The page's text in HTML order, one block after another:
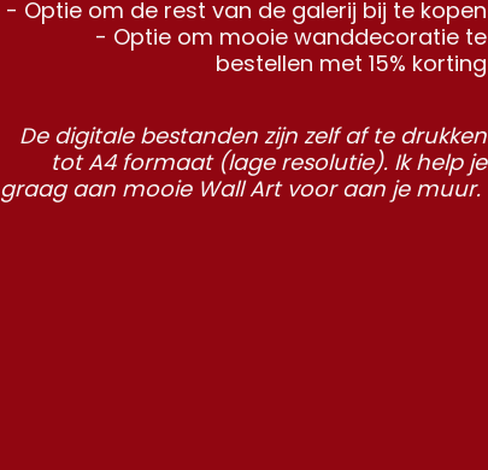
- Optie om de rest van de galerij bij te kopen
- Optie om mooie wanddecoratie te
bestellen met 15% korting
De digitale bestanden zijn zelf af te drukken
tot A4 formaat (lage resolutie). Ik help je
graag aan mooie Wall Art voor aan je muur.